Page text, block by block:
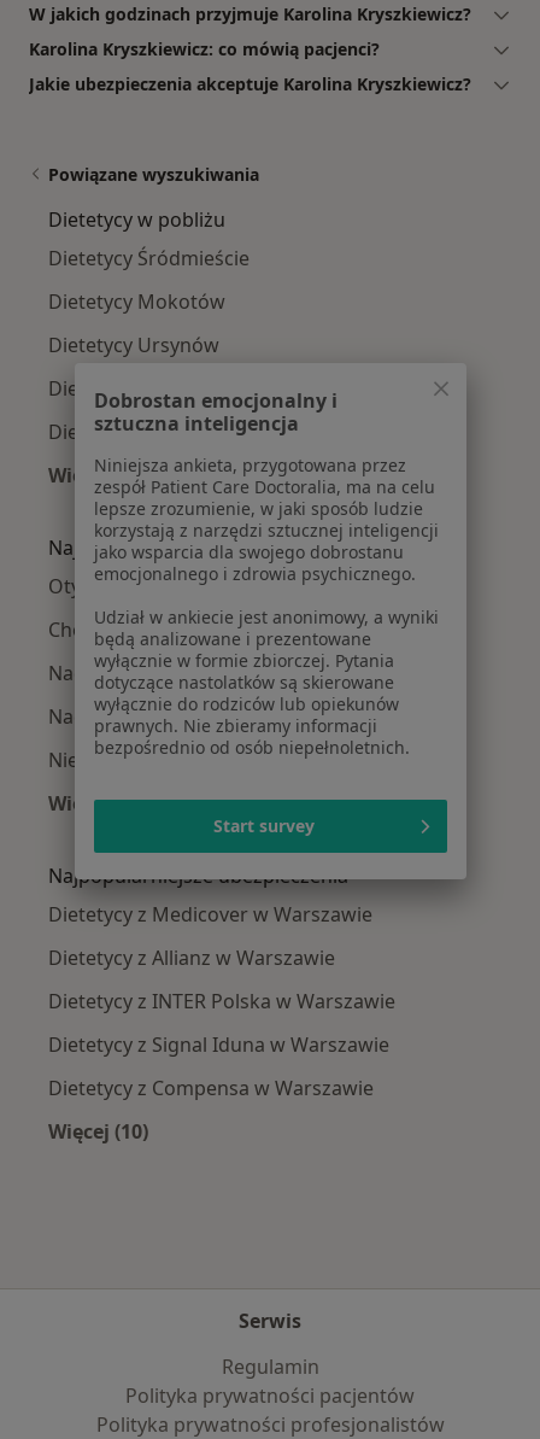
W jakich godzinach przyjmuje Karolina Kryszkiewicz?
Karolina Kryszkiewicz: co mówią pacjenci?
Jakie ubezpieczenia akceptuje Karolina Kryszkiewicz?
Powiązane wyszukiwania
Dietetycy w pobliżu
Dietetycy Śródmieście
Dietetycy Mokotów
Dietetycy Ursynów
Dietetycy Wola
Dietetycy Praga-Południe
Więcej (14)
Więcej w kategorii: Dietetycy w pobliżu
Najczęście leczone choroby
Otyłość w Warszawie
Choroba Hashimoto w Warszawie
Nadwaga w Warszawie
Nadciśnienie tętnicze w Warszawie
Niedoczynność tarczycy w Warszawie
Więcej (15)
Więcej w kategorii: Najczęście leczone
Najpopularniejsze ubezpieczenia
Dietetycy z Medicover w Warszawie
Dietetycy z Allianz w Warszawie
Dietetycy z INTER Polska w Warszawie
Dietetycy z Signal Iduna w Warszawie
Dietetycy z Compensa w Warszawie
Więcej (10)
Serwis
Regulamin
Polityka prywatności pacjentów
Polityka prywatności profesjonalistów
Dobrostan emocjonalny i
sztuczna inteligencja
Niniejsza ankieta, przygotowana przez
zespół Patient Care Doctoralia, ma na celu
lepsze zrozumienie, w jaki sposób ludzie
korzystają z narzędzi sztucznej inteligencji
jako wsparcia dla swojego dobrostanu
emocjonalnego i zdrowia psychicznego.
Udział w ankiecie jest anonimowy, a wyniki
będą analizowane i prezentowane
wyłącznie w formie zbiorczej. Pytania
dotyczące nastolatków są skierowane
wyłącznie do rodziców lub opiekunów
prawnych. Nie zbieramy informacji
bezpośrednio od osób niepełnoletnich.
Start survey